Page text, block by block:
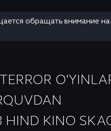
обращать внимание на
KINO